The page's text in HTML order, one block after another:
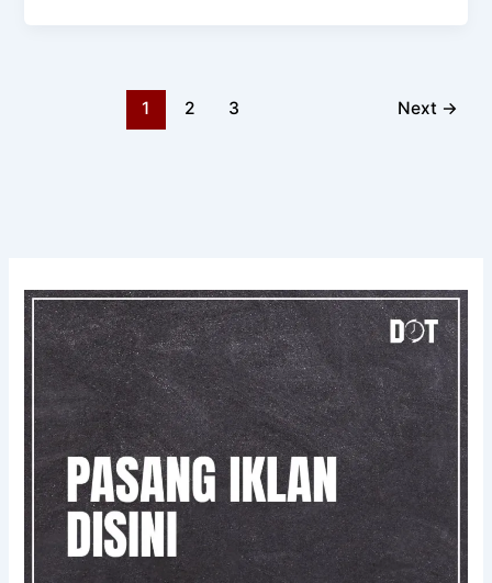
1 2 3 Next →